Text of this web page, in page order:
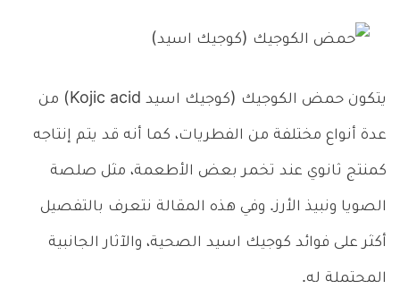
يتكون حمض الكوجيك (كوجيك اسيد Kojic acid) من
عدة أنواع مختلفة من الفطريات، كما أنه قد يتم إنتاجه
كمنتج ثانوي عند تخمر بعض الأطعمة، مثل صلصة
الصويا ونبيذ الأرز. وفي هذه المقالة نتعرف بالتفصيل
أكثر على فوائد كوجيك اسيد الصحية، والآثار الجانبية
المحتملة له.